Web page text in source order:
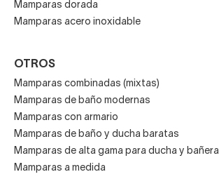
Mamparas dorada
Mamparas acero inoxidable
OTROS
Mamparas combinadas (mixtas)
Mamparas de baño modernas
Mamparas con armario
Mamparas de baño y ducha baratas
Mamparas de alta gama para ducha y bañera
Mamparas a medida